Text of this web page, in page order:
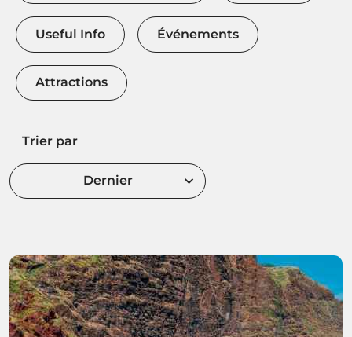
Useful Info Événements
Attractions
Trier par
Dernier